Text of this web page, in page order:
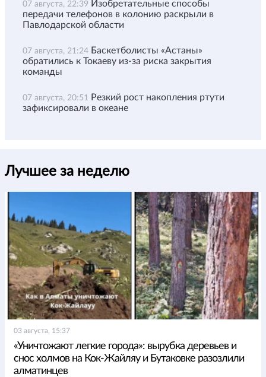
07 августа, 22:39 Изобретательные способы
передачи телефонов в колонию раскрыли в
Павлодарской области
07 августа, 21:24 Баскетболисты «Астаны»
обратились к Токаеву из-за риска закрытия
команды
07 августа, 20:51 Резкий рост накопления ртути
зафиксировали в океане
Лучшее за неделю
03 августа, 15:37
«Уничтожают легкие города»: вырубка деревьев и
снос холмов на Кок-Жайляу и Бутаковке разозлили
алматинцев